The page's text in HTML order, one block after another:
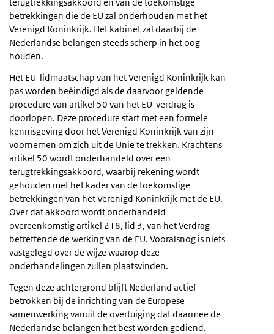
betrekkingen die de EU zal onderhouden met het
Verenigd Koninkrijk. Het kabinet zal daarbij de
Nederlandse belangen steeds scherp in het oog
houden.
Het EU-lidmaatschap van het Verenigd Koninkrijk kan
pas worden beëindigd als de daarvoor geldende
procedure van artikel 50 van het EU-verdrag is
doorlopen. Deze procedure start met een formele
kennisgeving door het Verenigd Koninkrijk van zijn
voornemen om zich uit de Unie te trekken. Krachtens
artikel 50 wordt onderhandeld over een
terugtrekkingsakkoord, waarbij rekening wordt
gehouden met het kader van de toekomstige
betrekkingen van het Verenigd Koninkrijk met de EU.
Over dat akkoord wordt onderhandeld
overeenkomstig artikel 218, lid 3, van het Verdrag
betreffende de werking van de EU. Vooralsnog is niets
vastgelegd over de wijze waarop deze
onderhandelingen zullen plaatsvinden.
Tegen deze achtergrond blijft Nederland actief
betrokken bij de inrichting van de Europese
samenwerking vanuit de overtuiging dat daarmee de
Nederlandse belangen het best worden gediend.